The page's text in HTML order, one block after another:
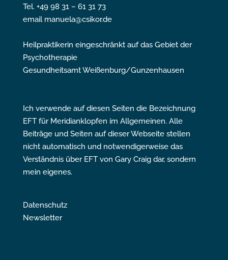
Tel. +49 98 31 – 61 31 73
email manuela@csikor.de
Heilpraktikerin eingeschränkt auf das Gebiet der
Psychotherapie
Gesundheitsamt Weißenburg/Gunzenhausen
Ich verwende auf diesen Seiten die Bezeichnung
EFT für Meridianklopfen im Allgemeinen. Alle
Beiträge und Seiten auf dieser Webseite stellen
nicht automatisch und notwendigerweise das
Verständnis über EFT von Gary Craig dar, sondern
mein eigenes.
Datenschutz
Newsletter